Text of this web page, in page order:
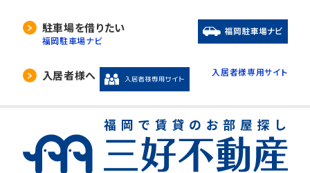
駐車場を借りたい
福岡駐車場ナビ
入居者様へ 入居者様専用サイト